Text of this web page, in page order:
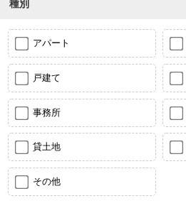
種別
アパート
戸建て
事務所
貸土地
その他